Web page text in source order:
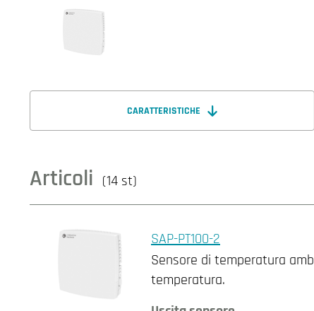
CARATTERISTICHE
Articoli (14 st)
SAP-PT100-2
Sensore di temperatura
temperatura.